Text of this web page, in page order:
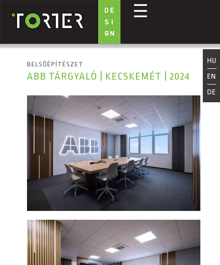
Ugrás a tartalomra
☰
HU
EN
DE
BELSŐÉPÍTÉSZET
ABB TÁRGYALÓ | KECSKEMÉT | 2024